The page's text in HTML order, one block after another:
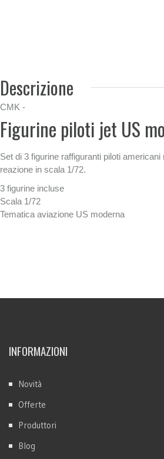
Descrizione
CMK -
Figurine piloti jet US
Set di 3 figurine raffiguranti piloti americani
reazione in scala 1/72.
3 figurine incluse
Scala 1/72
Tematica aviazione US moderna
INFORMAZIONI
Novità
Offerte
Produttori
Blog